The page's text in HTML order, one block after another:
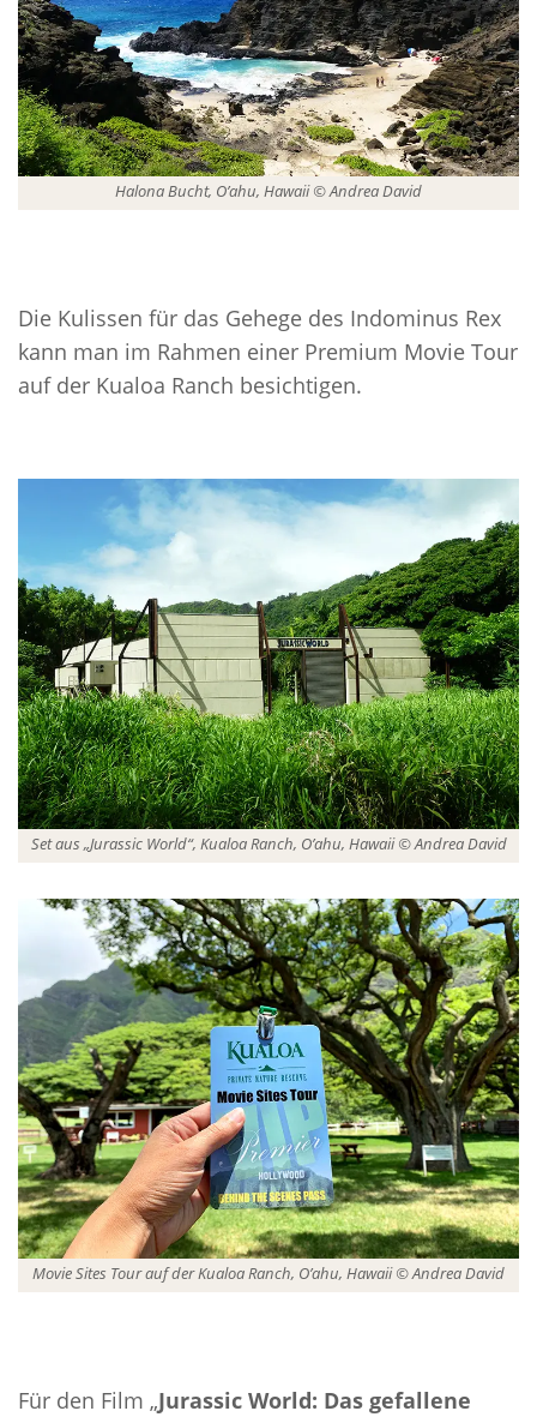
Halona Bucht, O’ahu, Hawaii © Andrea David
Die Kulissen für das Gehege des Indominus Rex
kann man im Rahmen einer Premium Movie Tour
auf der Kualoa Ranch besichtigen.
Set aus „Jurassic World“, Kualoa Ranch, O’ahu, Hawaii © Andrea David
Movie Sites Tour auf der Kualoa Ranch, O’ahu, Hawaii © Andrea David
Für den Film „Jurassic World: Das gefallene